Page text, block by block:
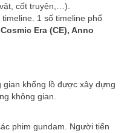
cốt truyện,…).
1 số timeline phổ
Era (CE), Anno
khổng lồ được xây dựng
không gian.
phim gundam. Người tiến